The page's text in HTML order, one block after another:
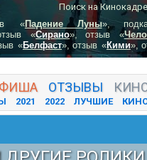
Поиск на Кинокадре
«Падение Луны»,
«Сирано», отзыв «
«Белфаст», отзыв «Кими»,
ОТЗЫВЫ
2021 2022 ЛУЧШИЕ